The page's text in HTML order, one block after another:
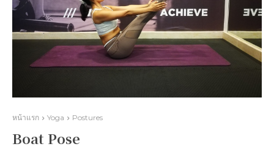
หน้าแรก Yoga Postures
Boat Pose